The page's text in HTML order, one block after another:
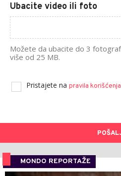
Ubacite video ili foto
Možete da ubacite do 3
više od 25 MB.
Pristajete na pravila korišćenja
MONDO REPORTAŽE